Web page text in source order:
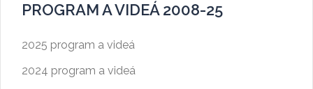
PROGRAM A VIDEÁ 2008-25
2025 program a videá
2024 program a videá